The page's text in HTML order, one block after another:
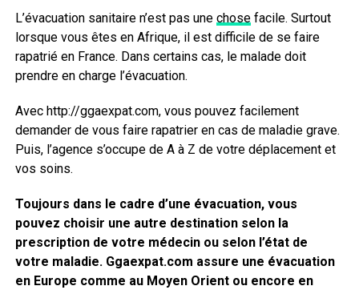
L’évacuation sanitaire n’est pas une chosefacile. Surtout
lorsque vous êtes en Afrique, il est difficile de se faire
rapatrié en France. Dans certains cas, le malade doit
prendre en charge l’évacuation.
Avec http://ggaexpat.com, vous pouvez facilement
demander de vous faire rapatrier en cas de maladie grave.
Puis, l’agence s’occupe de A à Z de votre déplacement et
vos soins.
Toujours dans le cadre d’une évacuation, vous
pouvez choisir une autre destination selon la
prescription de votre médecin ou selon l’état de
votre maladie. Ggaexpat.com assure une évacuation
en Europe comme au Moyen Orient ou encore en